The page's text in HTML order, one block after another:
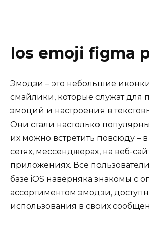
Ios emoji figma
Эмодзи – это небольшие
смайлики, которые служат для
эмоций и настроения в
Они стали настолько
их можно встретить повсюду –
сетях, мессенджерах, на веб-
приложениях. Все
базе iOS наверняка знакомы с
ассортиментом эмодзи,
использования в своих